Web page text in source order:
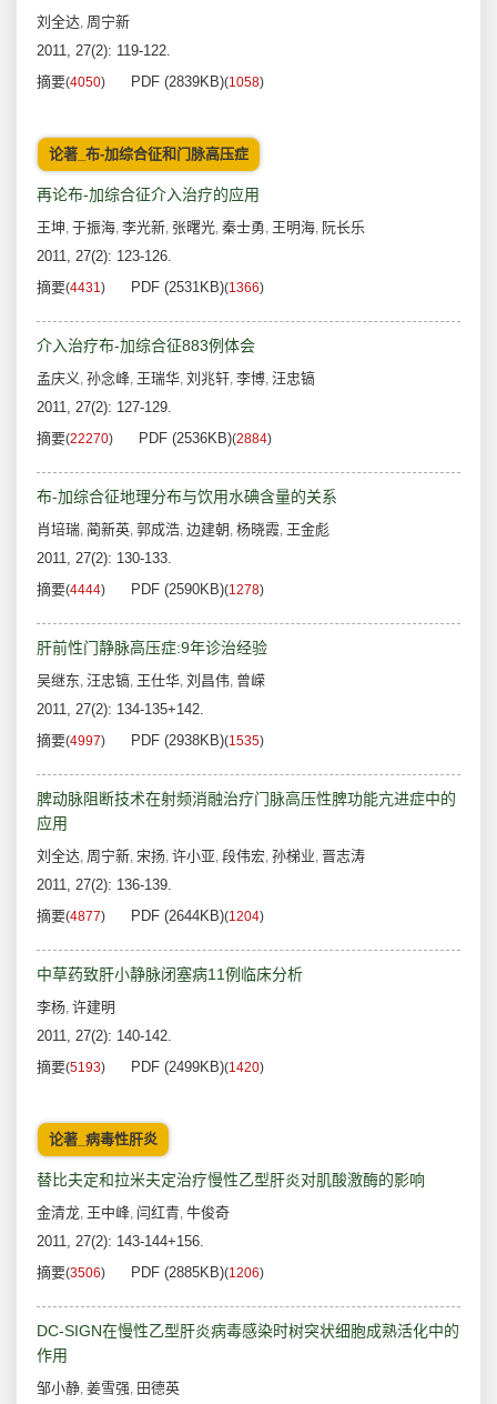
刘全达, 周宁新
2011, 27(2): 119-122.
摘要(4050) PDF (2839KB)(1058)
论著_布-加综合征和门脉高压症
再论布-加综合征介入治疗的应用
王坤, 于振海, 李光新, 张曙光, 秦士勇, 王明海, 阮长乐
2011, 27(2): 123-126.
摘要(4431) PDF (2531KB)(1366)
介入治疗布-加综合征883例体会
孟庆义, 孙念峰, 王瑞华, 刘兆轩, 李博, 汪忠镐
2011, 27(2): 127-129.
摘要(22270) PDF (2536KB)(2884)
布-加综合征地理分布与饮用水碘含量的关系
肖培瑞, 蔺新英, 郭成浩, 边建朝 , 杨晓霞, 王金彪
2011, 27(2): 130-133.
摘要(4444) PDF (2590KB)(1278)
肝前性门静脉高压症:9年诊治经验
吴继东, 汪忠镐, 王仕华, 刘昌伟, 曾嵘
2011, 27(2): 134-135+142.
摘要(4997) PDF (2938KB)(1535)
脾动脉阻断技术在射频消融治疗门脉高压性脾功能亢进症中的
应用
刘全达, 周宁新, 宋扬, 许小亚, 段伟宏, 孙梯业, 晋志涛
2011, 27(2): 136-139.
摘要(4877) PDF (2644KB)(1204)
中草药致肝小静脉闭塞病11例临床分析
李杨, 许建明
2011, 27(2): 140-142.
摘要(5193) PDF (2499KB)(1420)
论著_病毒性肝炎
替比夫定和拉米夫定治疗慢性乙型肝炎对肌酸激酶的影响
金清龙, 王中峰, 闫红青, 牛俊奇
2011, 27(2): 143-144+156.
摘要(3506) PDF (2885KB)(1206)
DC-SIGN在慢性乙型肝炎病毒感染时树突状细胞成熟活化中的
作用
邹小静, 姜雪强, 田德英